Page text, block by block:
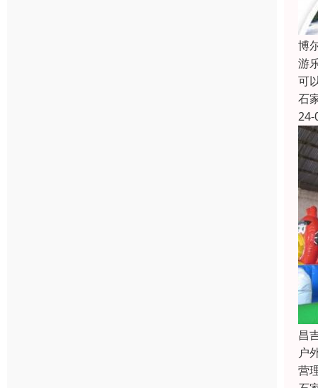
博
游
可
石
24-
昌
户
营